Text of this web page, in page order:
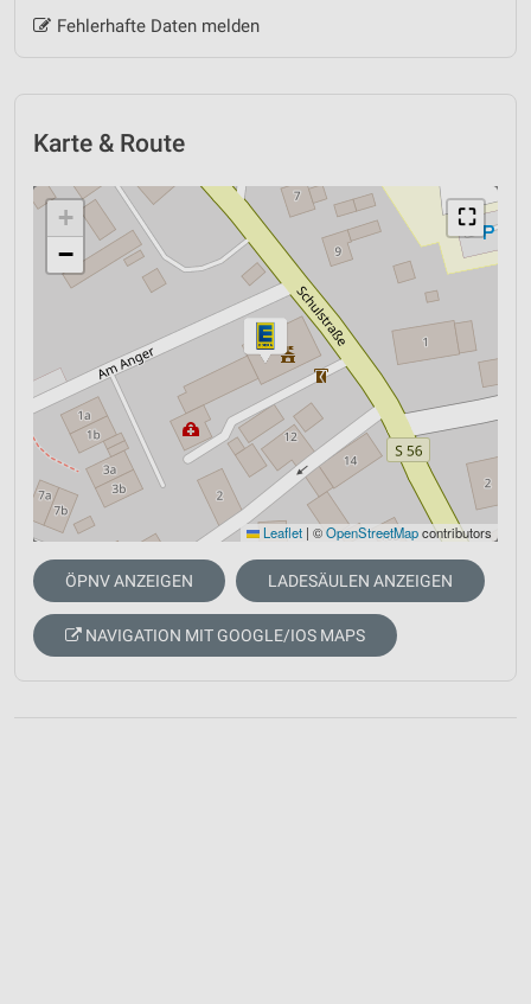
Fehlerhafte Daten melden
Karte & Route
⛶
+
−
Leaflet | ©OpenStreetMapcontributors
ÖPNV ANZEIGEN LADESÄULEN ANZEIGEN
NAVIGATION MIT GOOGLE/IOS MAPS